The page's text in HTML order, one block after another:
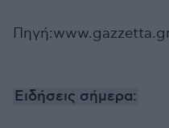
Ειδήσεις σήμερα: